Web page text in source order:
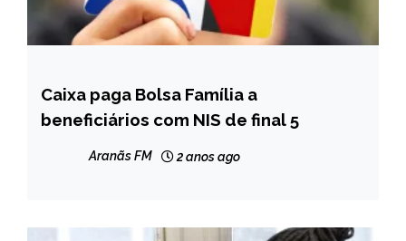
BRASIL
NOTÍCIAS
Caixa paga Bolsa Família a
beneficiários com NIS de final 5
Aranãs FM 2 anos ago